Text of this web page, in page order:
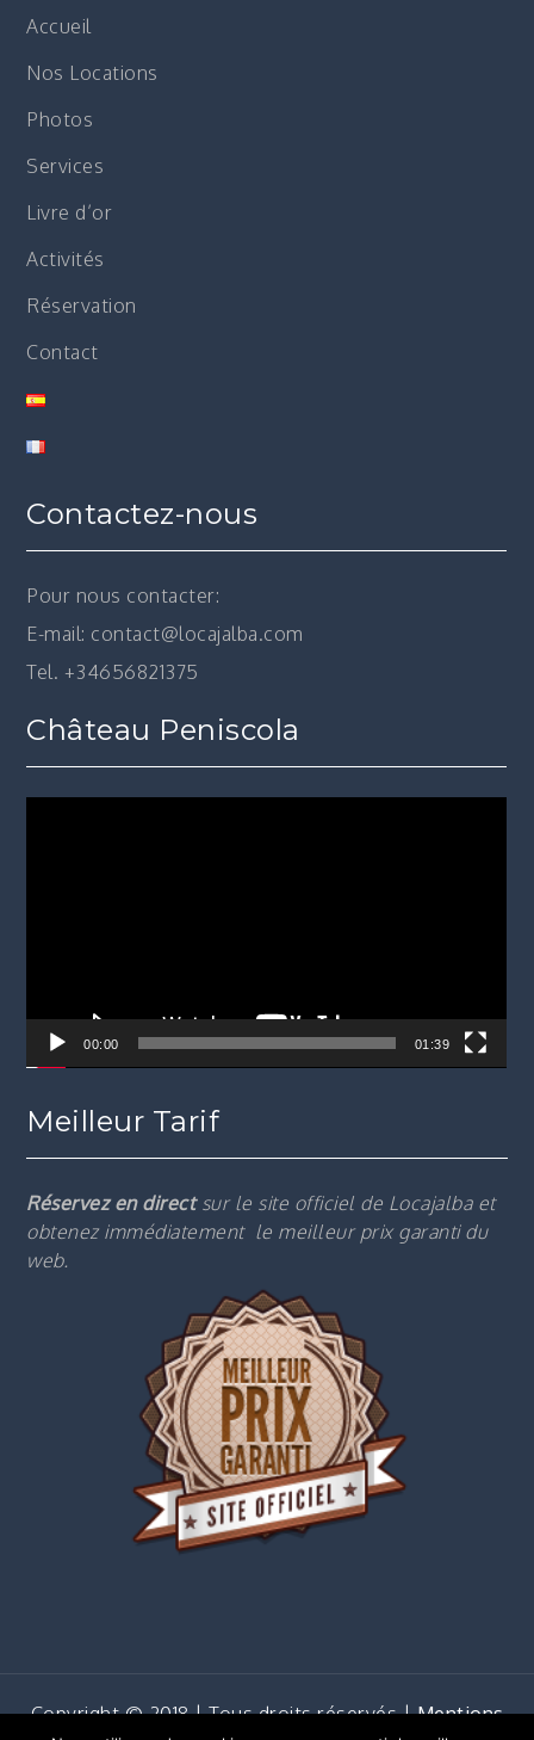
Accueil
Nos Locations
Photos
Services
Livre d’or
Activités
Réservation
Contact
Contactez-nous
Pour nous contacter:
E-mail: contact@locajalba.com
Tel. +34656821375
Château Peniscola
00:00 01:39
Meilleur Tarif
Réservez en directsur le site officiel de Locajalba et
obtenez immédiatement le meilleur prix garanti du
web.
Copyright © 2018 | Tous droits réservés |Mentions